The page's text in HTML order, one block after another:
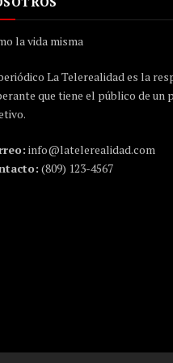
la vida misma
La Telerealidad es la
que tiene el público de un
info@latelerealidad.com
(809) 123-4567